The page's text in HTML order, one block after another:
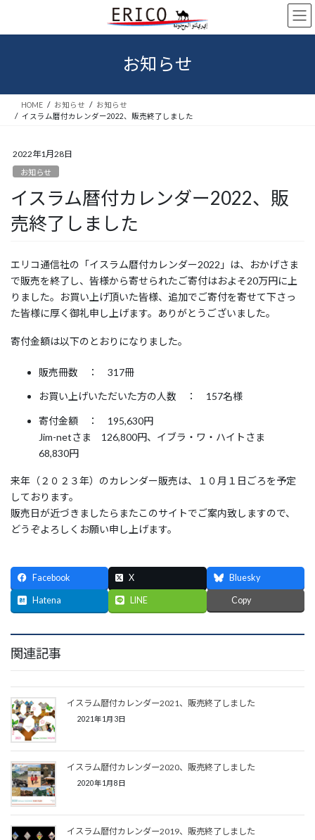
テ
ス
ゲ
ン
お知らせ
HOME お知らせ
お知らせ
イスラム暦付カレンダー2022、販売終了しました
2022年1月28日
お知らせ
イスラム暦付カレンダー2022、販
売終了しました
エリコ通信社の「イスラム暦付カレンダー2022」は、おかげさま
で販売を終了し、皆様から寄せられたご寄付はおよそ20万円に上
りました。お買い上げ頂いた皆様、追加でご寄付を寄せて下さっ
た皆様に厚く御礼申し上げます。ありがとうございました。
寄付金額は以下のとおりになりました。
販売冊数 ： 317冊
お買い上げいただいた方の人数 ： 157名様
寄付金額 ： 195,630円
Jim-netさま 126,800円、イブラ・ワ・ハイトさま
68,830円
来年（２０２３年）のカレンダー販売は、１０月１日ごろを予定
しております。
販売日が近づきましたらまたこのサイトでご案内致しますので、
どうぞよろしくお願い申し上げます。
Facebook X Bluesky
Hatena LINE Copy
関連記事
イスラム暦付カレンダー2021、販売終了しました
2021年1月3日
イスラム暦付カレンダー2020、販売終了しました
2020年1月8日
イスラム暦付カレンダー2019、販売終了しました